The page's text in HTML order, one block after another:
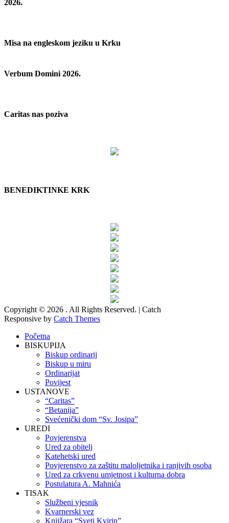
2026.
Misa na engleskom jeziku u Krku
Verbum Domini 2026.
Caritas nas poziva
BENEDIKTINKE KRK
Copyright © 2026 . All Rights Reserved. | Catch
Responsive by Catch Themes
Početna
BISKUPIJA
Biskup ordinarij
Biskup u miru
Ordinarijat
Povijest
USTANOVE
“Caritas”
“Betanija”
Svećenički dom “Sv. Josipa”
UREDI
Povjerenstva
Ured za obitelj
Katehetski ured
Povjerenstvo za zaštitu maloljetnika i ranjivih osoba
Ured za crkvenu umjetnost i kulturna dobra
Postulatura A. Mahnića
TISAK
Službeni vjesnik
Kvarnerski vez
Knjižara “Sveti Kvirin”